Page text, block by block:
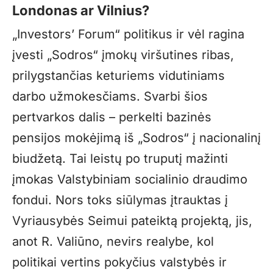
Londonas ar Vilnius?
„Investors’ Forum“ politikus ir vėl ragina
įvesti „Sodros“ įmokų viršutines ribas,
prilygstančias keturiems vidutiniams
darbo užmokesčiams. Svarbi šios
pertvarkos dalis – perkelti bazinės
pensijos mokėjimą iš „Sodros“ į nacionalinį
biudžetą. Tai leistų po truputį mažinti
įmokas Valstybiniam socialinio draudimo
fondui. Nors toks siūlymas įtrauktas į
Vyriausybės Seimui pateiktą projektą, jis,
anot R. Valiūno, nevirs realybe, kol
politikai vertins pokyčius valstybės ir